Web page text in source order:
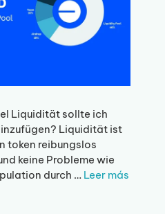
Liquidität sollte ich
Liquidität ist
token reibungslos
keine Probleme wie
durch … Leer más